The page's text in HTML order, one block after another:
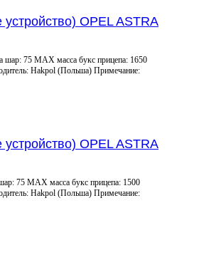
OPEL ASTRA
шар: 75 MAX масса букс прицепа: 1650
Hakpol (Польша) Примечание:
OPEL ASTRA
75 MAX масса букс прицепа: 1500
Hakpol (Польша) Примечание: